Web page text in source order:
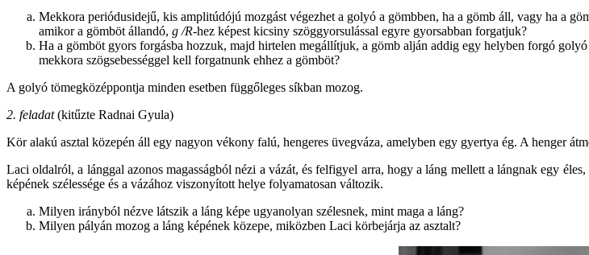
Mekkora periódusidejű, kis amplitúdójú mozgást végezhet a golyó a gömbben, ha a gömb áll, vagy ha a
amikor a gömböt állandó, g /R-hez képest kicsiny szöggyorsulással egyre gyorsabban forgatjuk?
Ha a gömböt gyors forgásba hozzuk, majd hirtelen megállítjuk, a gömb alján addig egy helyben forgó
mekkora szögsebességgel kell forgatnunk ehhez a gömböt?
A golyó tömegközéppontja minden esetben függőleges síkban mozog.
2. feladat(kitűzte Radnai Gyula)
Kör alakú asztal közepén áll egy nagyon vékony falú, hengeres üvegváza, amelyben egy gyertya ég. A henger
Laci oldalról, a lánggal azonos magasságból nézi a vázát, és felfigyel arra, hogy a láng mellett a lángnak egy
képének szélessége és a vázához viszonyított helye folyamatosan változik.
Milyen irányból nézve látszik a láng képe ugyanolyan szélesnek, mint maga a láng?
Milyen pályán mozog a láng képének közepe, miközben Laci körbejárja az asztalt?